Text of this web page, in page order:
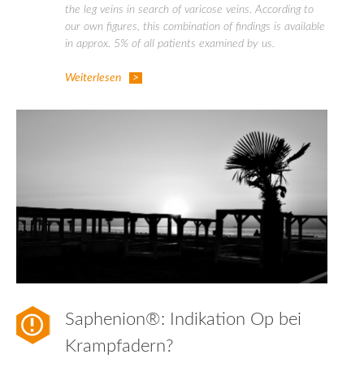
the leg veins in search of varicose veins. According to
our own figures, this combination of findings is available
in approx. 5% of all patients examined by us.
Weiterlesen
Saphenion®: Indikation Op bei
Krampfadern?